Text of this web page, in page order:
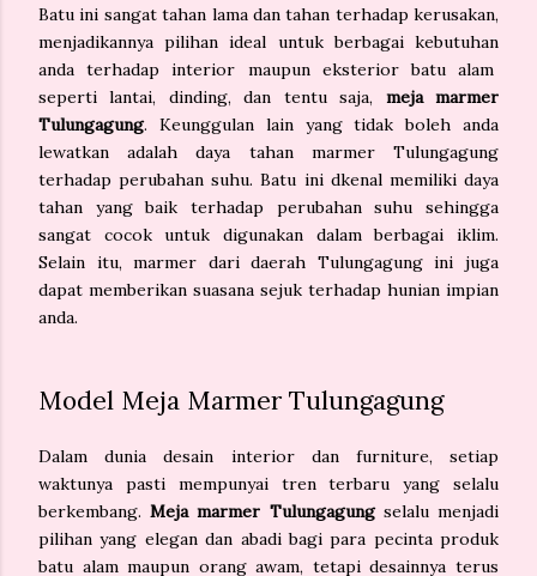
Batu ini sangat tahan lama dan tahan terhadap kerusakan,
menjadikannya pilihan ideal untuk berbagai kebutuhan
anda terhadap interior maupun eksterior batu alam
seperti lantai, dinding, dan tentu saja, meja marmer
Tulungagung. Keunggulan lain yang tidak boleh anda
lewatkan adalah daya tahan marmer Tulungagung
terhadap perubahan suhu. Batu ini dkenal memiliki daya
tahan yang baik terhadap perubahan suhu sehingga
sangat cocok untuk digunakan dalam berbagai iklim.
Selain itu, marmer dari daerah Tulungagung ini juga
dapat memberikan suasana sejuk terhadap hunian impian
anda.
Model Meja Marmer Tulungagung
Dalam dunia desain interior dan furniture, setiap
waktunya pasti mempunyai tren terbaru yang selalu
berkembang.Meja marmer Tulungagungselalu menjadi
pilihan yang elegan dan abadi bagi para pecinta produk
batu alam maupun orang awam, tetapi desainnya terus